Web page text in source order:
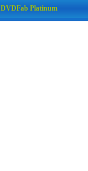
DVDFab Platinum